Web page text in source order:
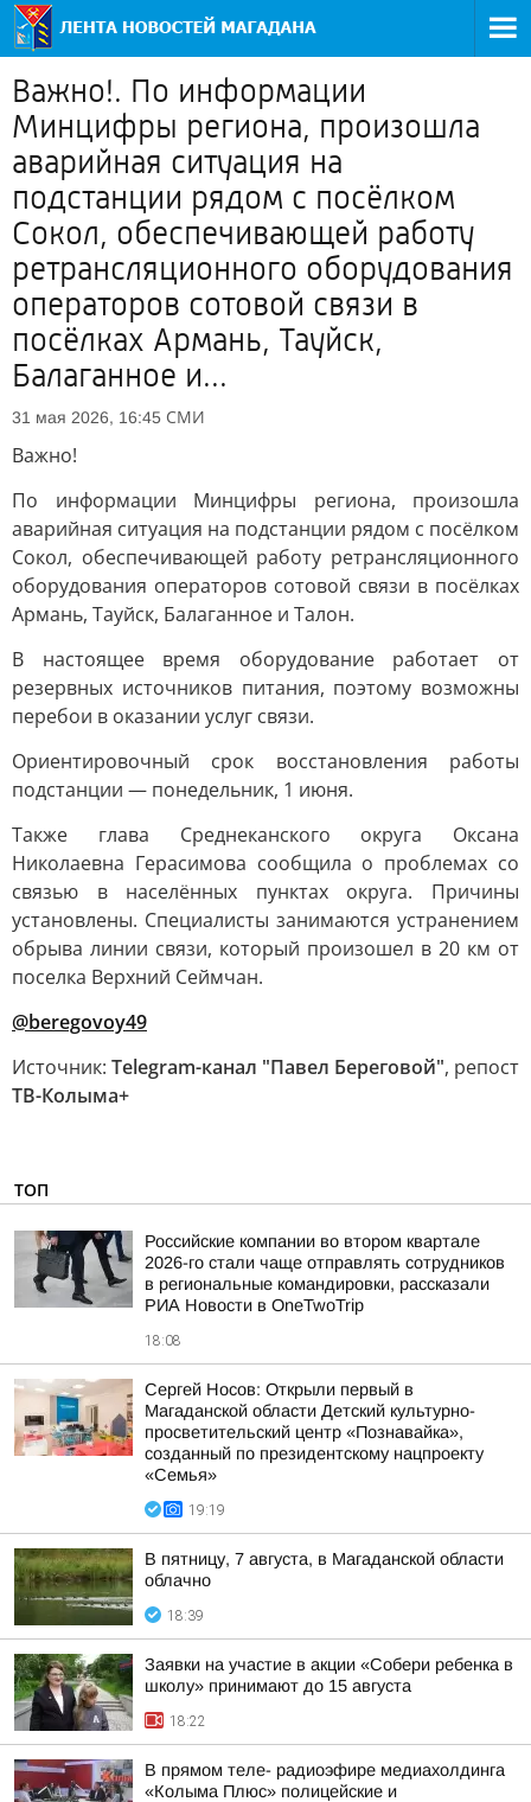
Важно!. По информации
Минцифры региона, произошла
аварийная ситуация на
подстанции рядом с посёлком
Сокол, обеспечивающей работу
ретрансляционного оборудования
операторов сотовой связи в
посёлках Армань, Тауйск,
Балаганное и...
31 мая 2026, 16:45 СМИ
Важно!
По информации Минцифры региона, произошла
аварийная ситуация на подстанции рядом с посёлком
Сокол, обеспечивающей работу ретрансляционного
оборудования операторов сотовой связи в посёлках
Армань, Тауйск, Балаганное и Талон.
В настоящее время оборудование работает от
резервных источников питания, поэтому возможны
перебои в оказании услуг связи.
Ориентировочный срок восстановления работы
подстанции — понедельник, 1 июня.
Также глава Среднеканского округа Оксана
Николаевна Герасимова сообщила о проблемах со
связью в населённых пунктах округа. Причины
установлены. Специалисты занимаются устранением
обрыва линии связи, который произошел в 20 км от
поселка Верхний Сеймчан.
@beregovoy49
Источник: Telegram-канал "Павел Береговой", репост
ТВ-Колыма+
ТОП
Российские компании во втором квартале
2026-го стали чаще отправлять сотрудников
в региональные командировки, рассказали
РИА Новости в OneTwoTrip
18:08
Сергей Носов: Открыли первый в
Магаданской области Детский культурно-
просветительский центр «Познавайка»,
созданный по президентскому нацпроекту
«Семья»
19:19
В пятницу, 7 августа, в Магаданской области
облачно
18:39
Заявки на участие в акции «Собери ребенка в
школу» принимают до 15 августа
18:22
В прямом теле- радиоэфире медиахолдинга
«Колыма Плюс» полицейские и